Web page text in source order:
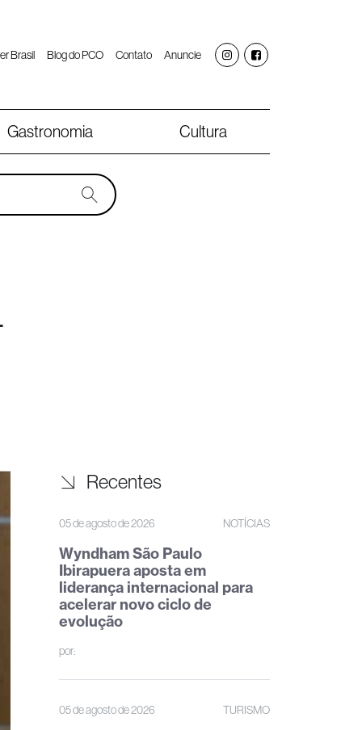
Brasil Blog do PCO Contato Anuncie
Gastronomia Cultura
Recentes
05 de agosto de 2026 NOTÍCIAS
Wyndham São Paulo
Ibirapuera aposta em
liderança internacional para
acelerar novo ciclo de
evolução
por:
05 de agosto de 2026 TURISMO